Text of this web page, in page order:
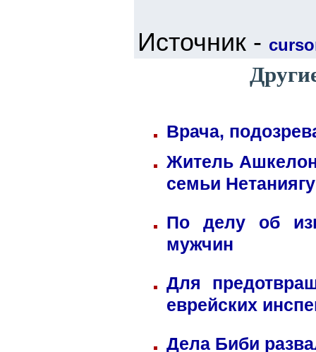
Источник -
Врача,
Житель
семьи Нетаниягу
По делу об
мужчин
Для
еврейских
Дела Биби